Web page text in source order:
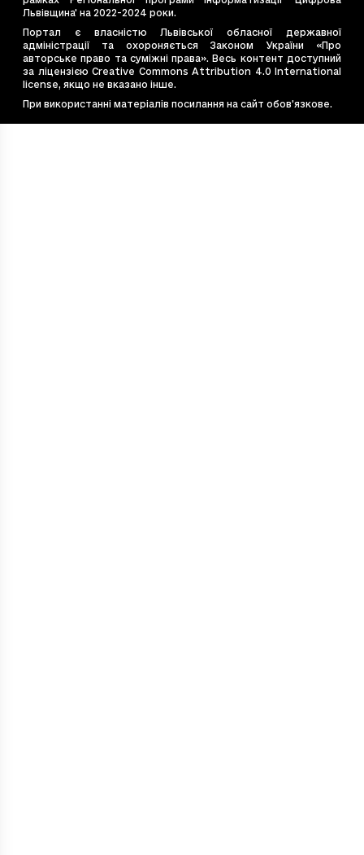
e4bb662a-7cce-4d36-be4d-ebea6e8b2e2f
e544867d-bac2-4c77-9ade-0fe8dea8e77b
e7e6cb14-20eb-4675-9f40-e1f7f12b4587
e828d410-53f2-4f19-99ff-450c5d9c3637
ea54c8d9-569e-494d-b056-47241a608689
f48eabfe-1882-4fb8-ac60-22235391b720
Львівщина' на 2022-2024 роки.
Портал є власністю Львівської обласної державної
адміністрації та охороняється Законом України «Про
авторське право та суміжні права». Весь контент доступний
за ліцензією Creative Commons Attribution 4.0 International
license, якщо не вказано інше.
При використанні матеріалів посилання на сайт обов’язкове.